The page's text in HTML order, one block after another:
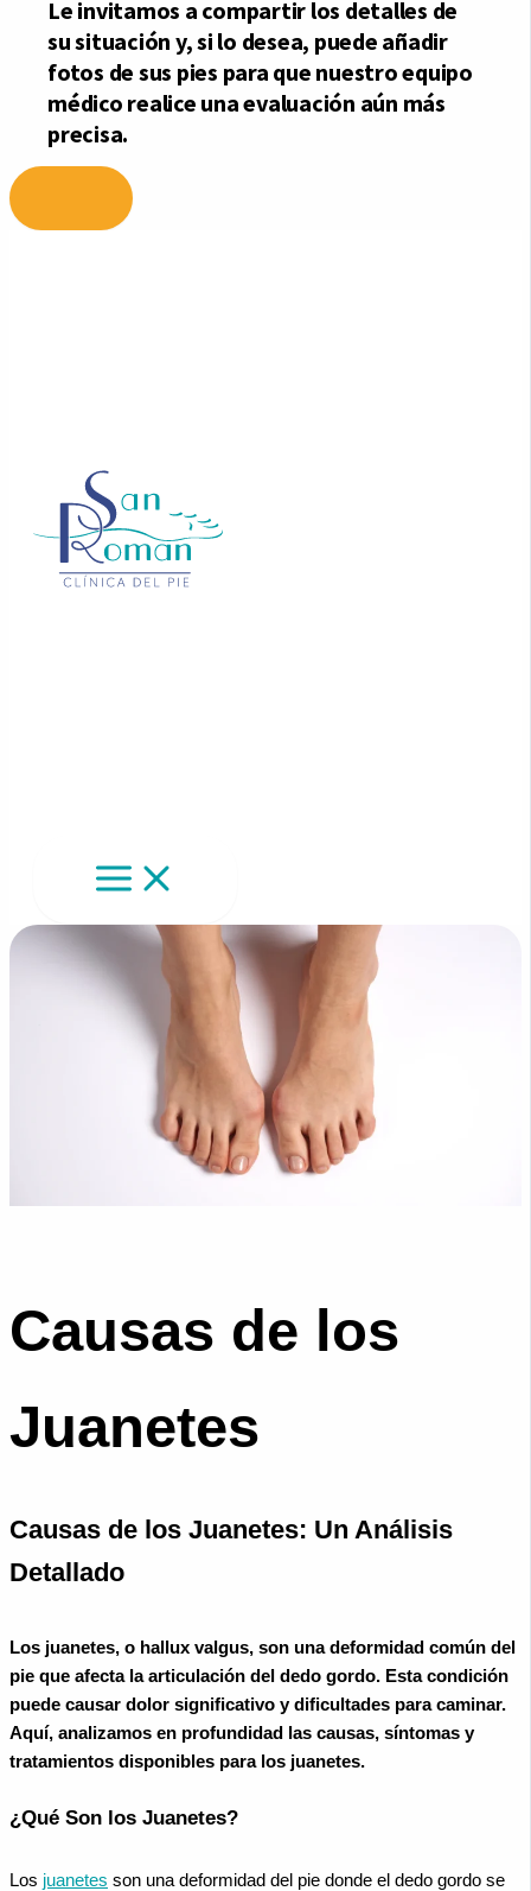
Causas de los
Juanetes
Causas de los Juanetes: Un Análisis
Detallado
Los juanetes, o hallux valgus, son una deformidad común del
pie que afecta la articulación del dedo gordo. Esta condición
puede causar dolor significativo y dificultades para caminar.
Aquí, analizamos en profundidad las causas, síntomas y
tratamientos disponibles para los juanetes.
¿Qué Son los Juanetes?
Los juanetes son una deformidad del pie donde el dedo gordo se